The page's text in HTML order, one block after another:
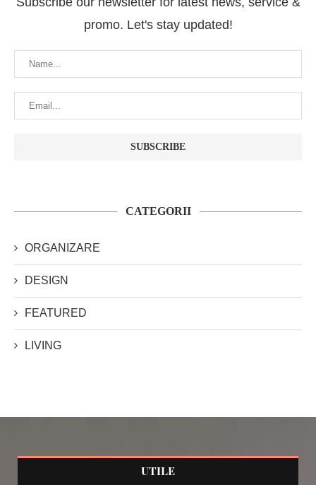
promo. Let's stay updated!
CATEGORII
ORGANIZARE
DESIGN
FEATURED
LIVING
UTILE